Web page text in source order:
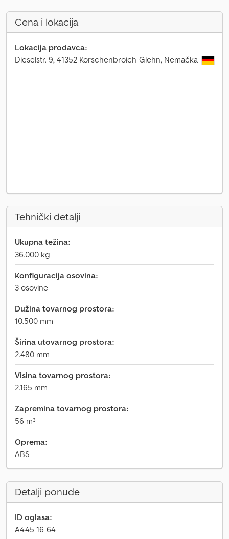
Cena i lokacija
Lokacija prodavca:
Dieselstr. 9, 41352 Korschenbroich-Glehn, Nemačka
Tehnički detalji
Ukupna težina:
36.000 kg
Konfiguracija osovina:
3 osovine
Dužina tovarnog prostora:
10.500 mm
Širina utovarnog prostora:
2.480 mm
Visina tovarnog prostora:
2.165 mm
Zapremina tovarnog prostora:
56 m³
Oprema:
ABS
Detalji ponude
ID oglasa:
A445-16-64